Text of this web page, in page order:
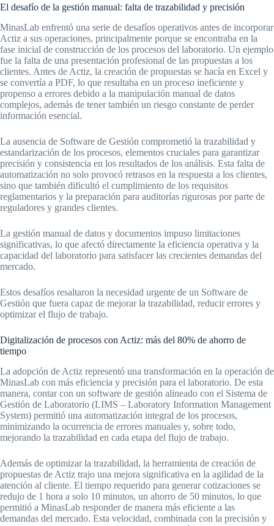
El desafío de la gestión manual: falta de trazabilidad y precisión
MinasLab enfrentó una serie de desafíos operativos antes de incorporar
Actiz a sus operaciones, principalmente porque se encontraba en la
fase inicial de construcción de los procesos del laboratorio. Un ejemplo
fue la falta de una presentación profesional de las propuestas a los
clientes. Antes de Actiz, la creación de propuestas se hacía en Excel y
se convertía a PDF, lo que resultaba en un proceso ineficiente y
propenso a errores debido a la manipulación manual de datos
complejos, además de tener también un riesgo constante de perder
información esencial.
La ausencia de Software de Gestión comprometió la trazabilidad y
estandarización de los procesos, elementos cruciales para garantizar
precisión y consistencia en los resultados de los análisis. Esta falta de
automatización no solo provocó retrasos en la respuesta a los clientes,
sino que también dificultó el cumplimiento de los requisitos
reglamentarios y la preparación para auditorías rigurosas por parte de
reguladores y grandes clientes.
La gestión manual de datos y documentos impuso limitaciones
significativas, lo que afectó directamente la eficiencia operativa y la
capacidad del laboratorio para satisfacer las crecientes demandas del
mercado.
Estos desafíos resaltaron la necesidad urgente de un Software de
Gestión que fuera capaz de mejorar la trazabilidad, reducir errores y
optimizar el flujo de trabajo.
Digitalización de procesos con Actiz: más del 80% de ahorro de
tiempo
La adopción de Actiz representó una transformación en la operación de
MinasLab con más eficiencia y precisión para el laboratorio. De esta
manera, contar con un software de gestión alineado con el Sistema de
Gestión de Laboratorio (LIMS – Laboratory Information Management
System) permitió una automatización integral de los procesos,
minimizando la ocurrencia de errores manuales y, sobre todo,
mejorando la trazabilidad en cada etapa del flujo de trabajo.
Además de optimizar la trazabilidad, la herramienta de creación de
propuestas de Actiz trajo una mejora significativa en la agilidad de la
atención al cliente. El tiempo requerido para generar cotizaciones se
redujo de 1 hora a solo 10 minutos, un ahorro de 50 minutos, lo que
permitió a MinasLab responder de manera más eficiente a las
demandas del mercado. Esta velocidad, combinada con la precisión y